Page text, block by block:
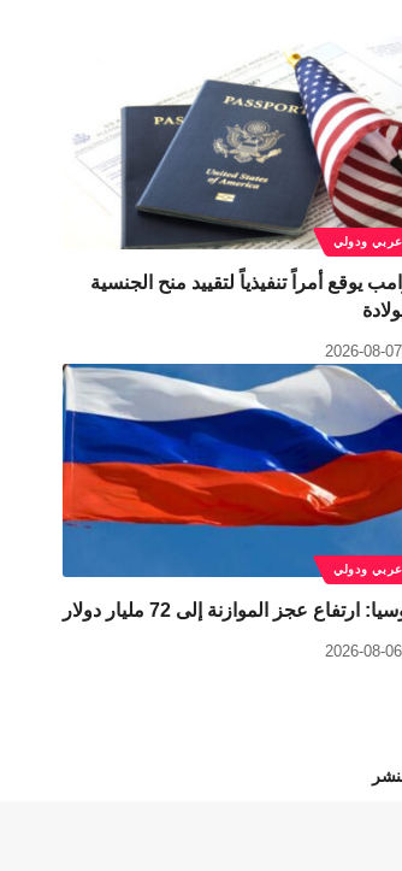
عربي ودولي
يوقع أمراً تنفيذياً لتقييد منح الجنسية
2026-08-07
عربي ودولي
ارتفاع عجز الموازنة إلى 72 مليار دولار
2026-08-06